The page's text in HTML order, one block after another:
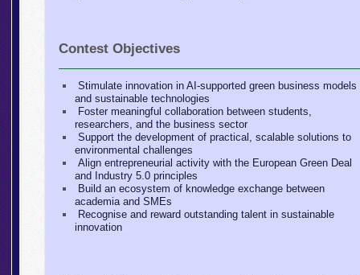
Contest Objectives
Stimulate innovation in AI-supported green business models
and sustainable technologies
Foster meaningful collaboration between students,
researchers, and the business sector
Support the development of practical, scalable solutions to
environmental challenges
Align entrepreneurial activity with the European Green Deal
and Industry 5.0 principles
Build an ecosystem of knowledge exchange between
academia and SMEs
Recognise and reward outstanding talent in sustainable
innovation